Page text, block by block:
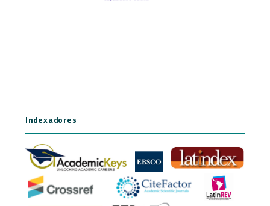
Indexadores